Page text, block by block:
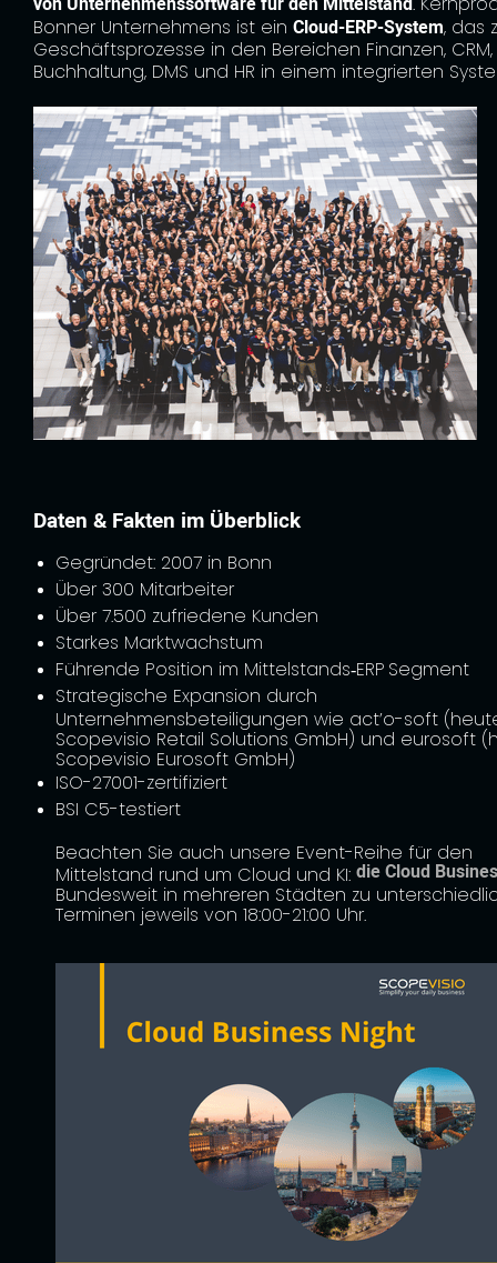
Bonner Unternehmens ist einCloud-ERP-System, das
Geschäftsprozesse in den Bereichen Finanzen, CRM,
Buchhaltung, DMS und HR in einem integrierten
Daten & Fakten im Überblick
Gegründet: 2007 in Bonn
Über 300 Mitarbeiter
Über 7.500 zufriedene Kunden
Starkes Marktwachstum
Führende Position im Mittelstands‑ERP Segment
Strategische Expansion durch
Unternehmensbeteiligungen wie act’o-soft
Scopevisio Retail Solutions GmbH) und eurosoft
Scopevisio Eurosoft GmbH)
ISO-27001-zertifiziert
BSI C5-testiert
Beachten Sie auch unsere Event-Reihe für den
Mittelstand rund um Cloud und KI:die Cloud
Bundesweit in mehreren Städten zu
Terminen jeweils von 18:00-21:00 Uhr.